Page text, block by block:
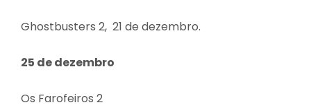
Ghostbusters 2, 21 de dezembro.
25 de dezembro
Os Farofeiros 2